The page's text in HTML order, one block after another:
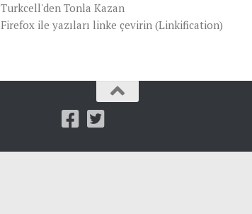
Turkcell'den Tonla Kazan
Firefox ile yazıları linke çevirin (Linkification)